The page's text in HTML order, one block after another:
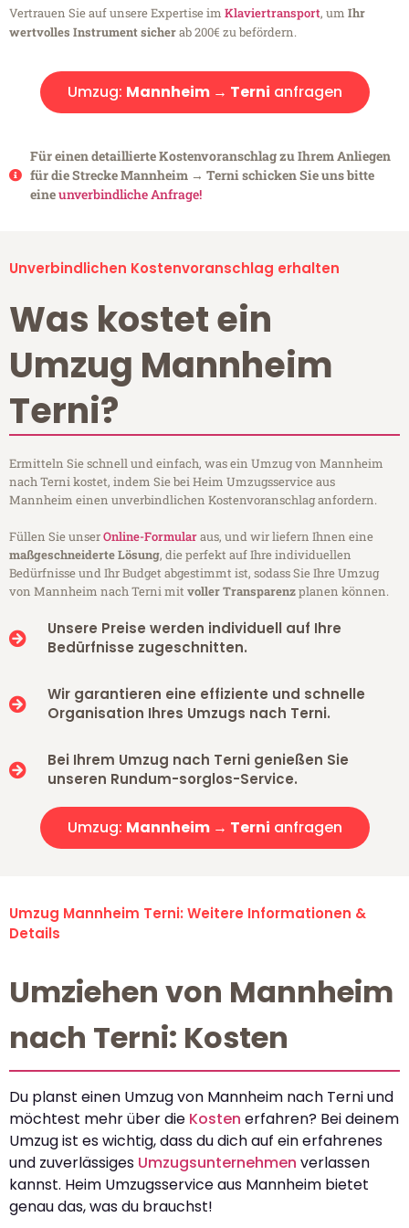
Vertrauen Sie auf unsere Expertise im Klaviertransport, um Ihr
wertvolles Instrument sicherab 200€ zu befördern.
Umzug: Mannheim → Terni anfragen
Für einen detaillierte Kostenvoranschlag zu Ihrem Anliegen
für die Strecke Mannheim → Terni schicken Sie uns bitte
eineunverbindliche Anfrage!
Unverbindlichen Kostenvoranschlag erhalten
Was kostet ein
Umzug Mannheim
Terni?
Ermitteln Sie schnell und einfach, was ein Umzug von Mannheim
nach Terni kostet, indem Sie bei Heim Umzugsservice aus
Mannheim einen unverbindlichen Kostenvoranschlag anfordern.
Füllen Sie unserOnline-Formularaus, und wir liefern Ihnen eine
maßgeschneiderte Lösung, die perfekt auf Ihre individuellen
Bedürfnisse und Ihr Budget abgestimmt ist, sodass Sie Ihre Umzug
von Mannheim nach Terni mitvoller Transparenzplanen können.
Unsere Preise werden individuell auf Ihre
Bedürfnisse zugeschnitten.
Wir garantieren eine effiziente und schnelle
Organisation Ihres Umzugs nach Terni.
Bei Ihrem Umzug nach Terni genießen Sie
unseren Rundum-sorglos-Service.
Umzug: Mannheim → Terni anfragen
Umzug Mannheim Terni: Weitere Informationen &
Details
Umziehen von Mannheim
nach Terni: Kosten
Du planst einen Umzug von Mannheim nach Terni und
möchtest mehr über die Kosten erfahren? Bei deinem
Umzug ist es wichtig, dass du dich auf ein erfahrenes
und zuverlässiges Umzugsunternehmen verlassen
kannst. Heim Umzugsservice aus Mannheim bietet
genau das, was du brauchst!